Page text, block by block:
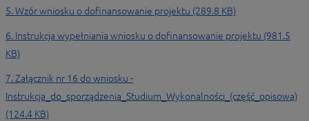
5. Wzór wniosku o dofinansowanie projektu (289.8 KB)
6. Instrukcja wypełniania wniosku o dofinansowanie projektu (981.5
KB)
7. Załącznik nr 16 do wniosku -
Instrukcja_do_sporządzenia_Studium_Wykonalności_(część_opisowa)
(124.4 KB)